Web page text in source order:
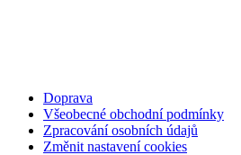
Doprava
Všeobecné obchodní podmínky
Zpracování osobních údajů
Změnit nastavení cookies